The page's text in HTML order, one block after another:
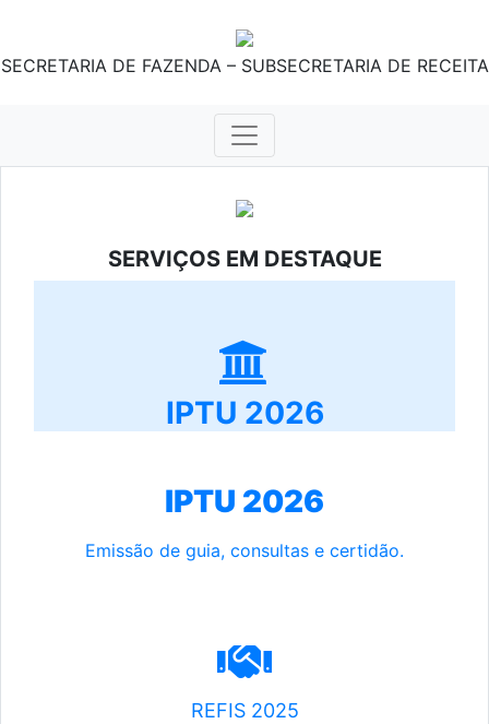
SECRETARIA DE FAZENDA – SUBSECRETARIA DE RECEITA
SERVIÇOS EM DESTAQUE
IPTU 2026
IPTU 2026
Emissão de guia, consultas e certidão.
REFIS 2025